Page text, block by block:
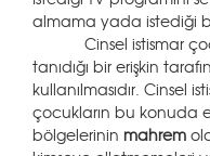
almama yada istediği
Cinsel istismar
tanıdığı bir erişkin
kullanılmasıdır. Cinsel
çocukların bu konuda
bölgelerinin mahrem